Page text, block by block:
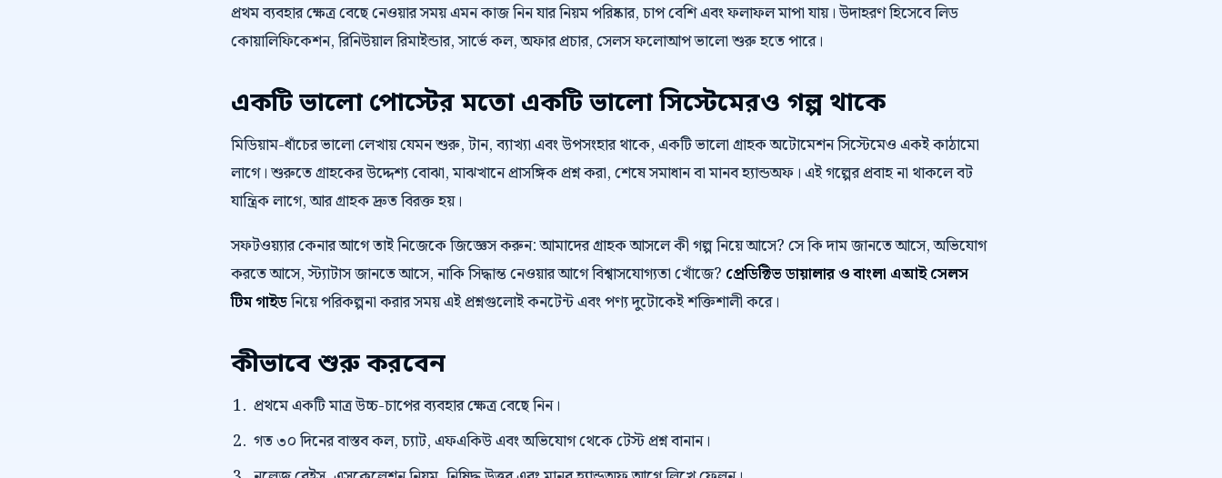
প্রথম ব্যবহার ক্ষেত্র বেছে নেওয়ার সময় এমন কাজ নিন যার নিয়ম পরিষ্কার, চাপ বেশি এবং ফলাফল মাপা যায়। উদাহরণ হিসেবে লিড
কোয়ালিফিকেশন, রিনিউয়াল রিমাইন্ডার, সার্ভে কল, অফার প্রচার, সেলস ফলোআপ ভালো শুরু হতে পারে।
একটি ভালো পোস্টের মতো একটি ভালো সিস্টেমেরও গল্প থাকে
মিডিয়াম-ধাঁচের ভালো লেখায় যেমন শুরু, টান, ব্যাখ্যা এবং উপসংহার থাকে, একটি ভালো গ্রাহক অটোমেশন সিস্টেমেও একই কাঠামো
লাগে। শুরুতে গ্রাহকের উদ্দেশ্য বোঝা, মাঝখানে প্রাসঙ্গিক প্রশ্ন করা, শেষে সমাধান বা মানব হ্যান্ডঅফ। এই গল্পের প্রবাহ না থাকলে বট
যান্ত্রিক লাগে, আর গ্রাহক দ্রুত বিরক্ত হয়।
সফটওয়্যার কেনার আগে তাই নিজেকে জিজ্ঞেস করুন: আমাদের গ্রাহক আসলে কী গল্প নিয়ে আসে? সে কি দাম জানতে আসে, অভিযোগ
করতে আসে, স্ট্যাটাস জানতে আসে, নাকি সিদ্ধান্ত নেওয়ার আগে বিশ্বাসযোগ্যতা খোঁজে? প্রেডিক্টিভ ডায়ালার ও বাংলা এআই সেলস
টিম গাইডনিয়ে পরিকল্পনা করার সময় এই প্রশ্নগুলোই কনটেন্ট এবং পণ্য দুটোকেই শক্তিশালী করে।
কীভাবে শুরু করবেন
প্রথমে একটি মাত্র উচ্চ-চাপের ব্যবহার ক্ষেত্র বেছে নিন।
গত ৩০ দিনের বাস্তব কল, চ্যাট, এফএকিউ এবং অভিযোগ থেকে টেস্ট প্রশ্ন বানান।